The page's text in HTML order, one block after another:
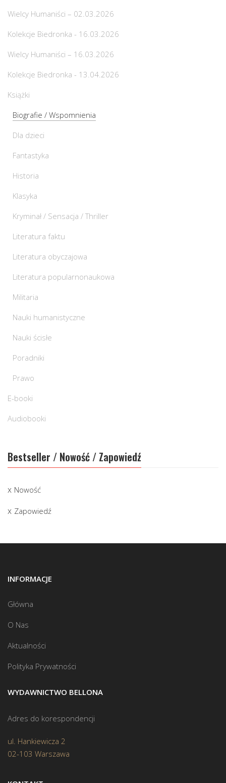
Wielcy Humaniści – 02.03.2026
Kolekcje Biedronka - 16.03.2026
Wielcy Humaniści – 16.03.2026
Kolekcje Biedronka - 13.04.2026
Książki
Biografie / Wspomnienia
Dla dzieci
Fantastyka
Historia
Klasyka
Kryminał / Sensacja / Thriller
Literatura faktu
Literatura obyczajowa
Literatura popularnonaukowa
Militaria
Nauki humanistyczne
Nauki ścisłe
Poradniki
Prawo
E-booki
Audiobooki
Bestseller / Nowość / Zapowiedź
Nowość
Zapowiedź
INFORMACJE
Główna
O Nas
Aktualności
Polityka Prywatności
WYDAWNICTWO BELLONA
Adres do korespondencji
ul. Hankiewicza 2
02-103 Warszawa